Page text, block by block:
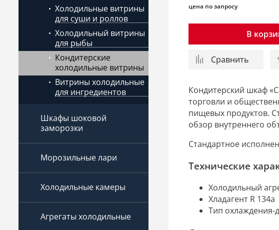
Холодильные витрины
для суши и роллов
Холодильный витрины
для рыбы
Кондитерские
холодильные витрины
Витрины холодильные
для ингредиентов
Шкафы шоковой
заморозки
Морозильные лари
Холодильные камеры
Агрегаты холодильные
цена по запросу
В
Сравнить
Кондитерский шкаф
торговли и
пищевых продуктов.
обзор внутреннего
Стандартное
Технические
Холодильный
Хладагент R 134а
Тип охлаждения-